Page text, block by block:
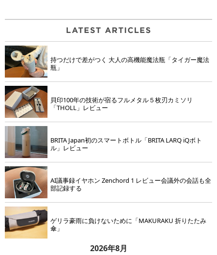
持つだけで差がつく 大人の高機能魔法瓶「タイガー魔法
瓶」
貝印100年の技術が宿るフルメタル５枚刃カミソリ
「THOLL」レビュー
BRITA Japan初のスマートボトル「BRITA LARQ iQボト
ル」レビュー
AI議事録イヤホン Zenchord 1 レビュー会議外の会話も全
部記録する
ゲリラ豪雨に負けないために「MAKURAKU 折りたたみ
傘」
2026年8月